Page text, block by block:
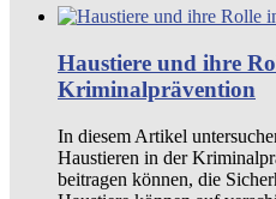
Haustiere und ihre
Kriminalprävention
In diesem Artikel
Haustieren in der
beitragen können, die